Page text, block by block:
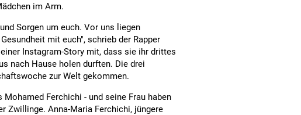
im Arm.
Sorgen um euch. Vor uns liegen
mit euch", schrieb der Rapper
Instagram-Story mit, dass sie ihr drittes
nach Hause holen durften. Die drei
zur Welt gekommen.
Ferchichi - und seine Frau haben
Zwillinge. Anna-Maria Ferchichi, jüngere